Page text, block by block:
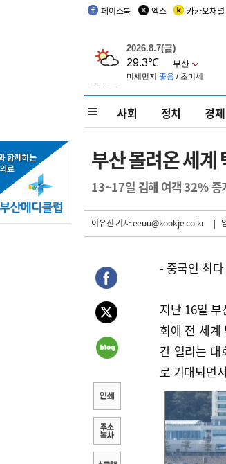
페이스북 엑스 카카오채널
사회 정치 경제
부산 몰려온 세
13~17일 김해 여객 32% 증
이유진 기자eeuu@kookje.co.kr |
- 중국인 최
지난 16일
회에 전 세계
간 열리는 대
로 기대되면